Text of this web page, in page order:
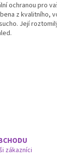
ochranou pro
z kvalitního,
Její
zákazníci